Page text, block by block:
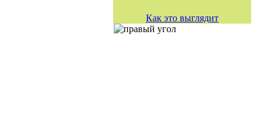
Как это выглядит